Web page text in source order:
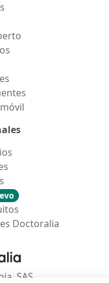
Doctoralia
- Página de inicio
SAS